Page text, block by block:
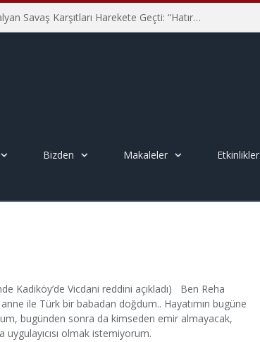
Hiroşima’nın 81. Yılında İtalyan Savaş Karşıtları Harekete Geçti: “Hatırlamak yeterli değil”
Bizden Makaleler Etkinlikler
Kadiköy’de Vicdani reddini açıkladı) Ben Reha
ile Türk bir babadan doğdum.. Hayatımın bugüne
bugünden sonra da kimseden emir almayacak,
olmak istemiyorum.